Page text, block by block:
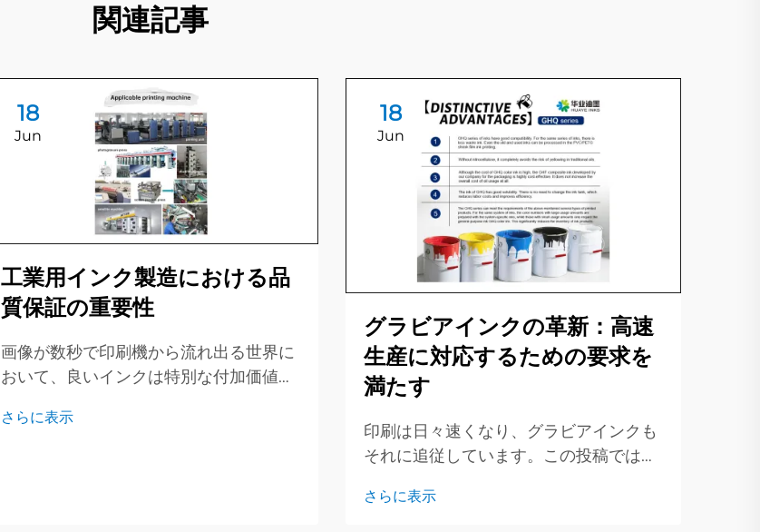
関連記事
18
Jun
工業用インク製造における品
質保証の重要性
画像が数秒で印刷機から流れ出る世界に
おいて、良いインクは特別な付加価値で
ればならない切符です。優れた品質保証
さらに表示
18
Jun
グラビアインクの革新：高速
生産に対応するための要求を
満たす
印刷は日々速くなり、グラビアインクも
それに追従しています。この投稿では、
いアイデアを見ていき、それが印刷方法
さらに表示